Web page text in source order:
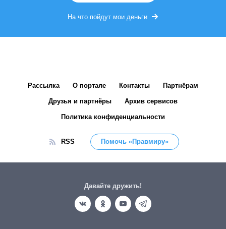
На что пойдут мои деньги
Рассылка О портале Контакты Партнёрам
Друзья и партнёры Архив сервисов
Политика конфиденциальности
RSS Помочь «Правмиру»
Давайте дружить!